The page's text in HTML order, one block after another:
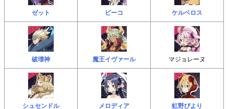
ゼット ビーコ ケルベロス
破壊神 魔王イヴァール マジョレーヌ
シュセンドル メロディア 虹野ぴより